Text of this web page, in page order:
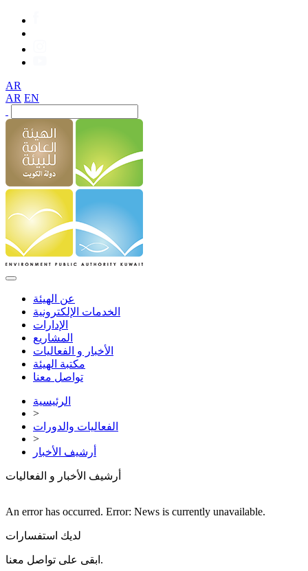
AR
AR EN
عن الهيئة
الخدمات الإلكترونية
الإدارات
المشاريع
الأخبار و الفعاليات
مكتبة الهيئة
تواصل معنا
الرئيسية
>
الفعاليات والدورات
>
أرشيف الأخبار
أرشيف الأخبار و الفعاليات
An error has occurred. Error: News is currently unavailable.
لديك استفسارات
ابقى على تواصل معنا.